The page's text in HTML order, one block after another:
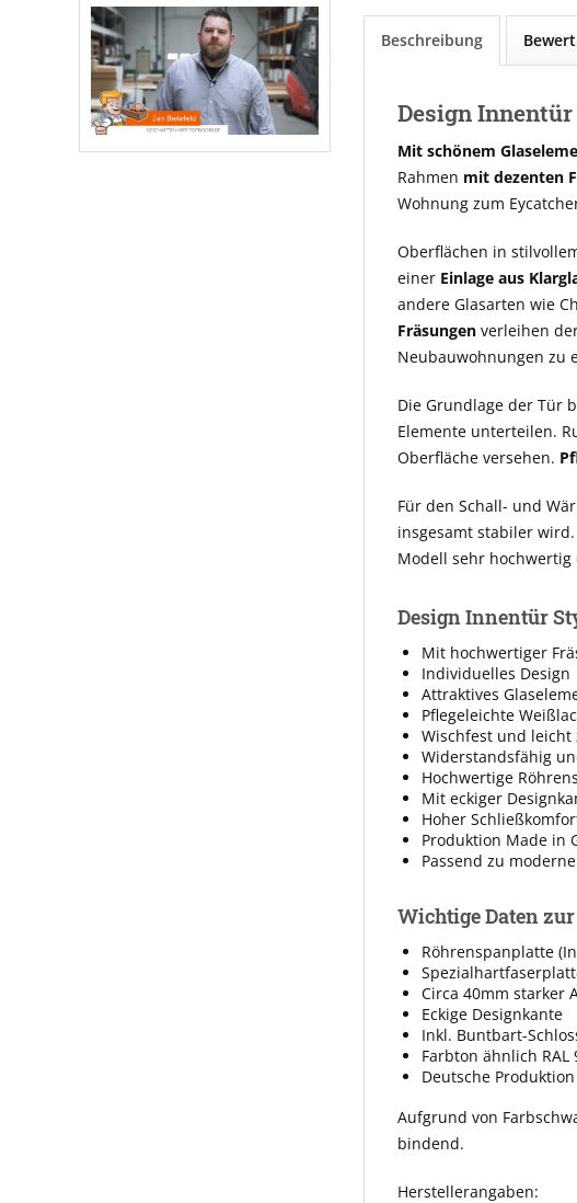
Beschreibung
Design
Mit schönem
Rahmen mit dezenten
Wohnung zum
Oberflächen in
einer Einlage aus
andere Glasarten wie
Fräsungen verleihen
Neubauwohnungen zu
Die Grundlage der Tür
Elemente unterteilen.
Oberfläche versehen.
Für den Schall- und
insgesamt stabiler wird.
Modell sehr hochwertig
Design Innentür
Mit hochwertiger
Individuelles Design
Attraktives
Pflegeleichte
Wischfest und leicht
Widerstandsfähig
Hochwertige
Mit eckiger
Hoher
Produktion Made in
Passend zu
Wichtige Daten
Röhrenspanplatte
Circa 40mm starker
Eckige Designkante
Inkl. Buntbart-
Farbton ähnlich RAL
Deutsche Produktion
Aufgrund von
bindend.
Herstellerangaben: